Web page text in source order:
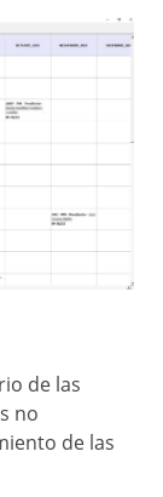
de las
no
de las